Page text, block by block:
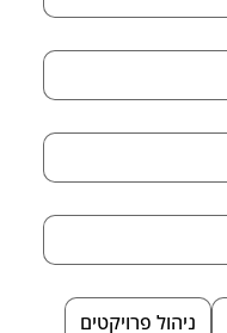
ניהול פרויקטים